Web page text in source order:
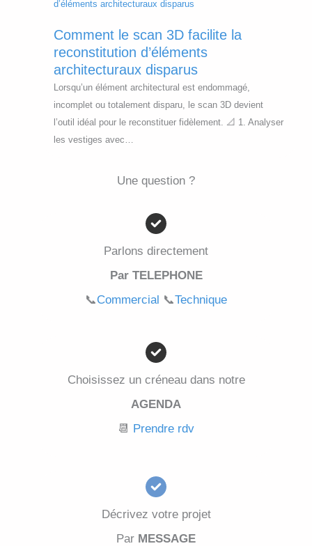
Comment le scan 3D facilite la
reconstitution d’éléments
architecturaux disparus
Lorsqu’un élément architectural est endommagé,
incomplet ou totalement disparu, le scan 3D devient
l’outil idéal pour le reconstituer fidèlement. 📐 1. Analyser
les vestiges avec…
Une question ?
Parlons directement
Par TELEPHONE
📞Commercial 📞Technique
Choisissez un créneau dans notre
AGENDA
📆 Prendre rdv
Décrivez votre projet
Par MESSAGE